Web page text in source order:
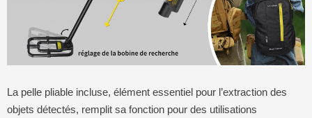
La pelle pliable incluse, élément essentiel pour l’extraction des
objets détectés, remplit sa fonction pour des utilisations